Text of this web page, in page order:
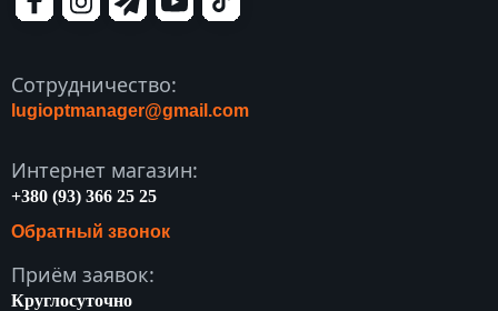
Сотрудничество:
lugioptmanager@gmail.com
Интернет магазин:
+380 (93) 366 25 25
Обратный звонок
Приём заявок:
Круглосуточно